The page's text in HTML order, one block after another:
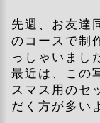
先週、お友達
のコースで制
っしゃいまし
最近は、この
スマス用のセ
だく方が多い